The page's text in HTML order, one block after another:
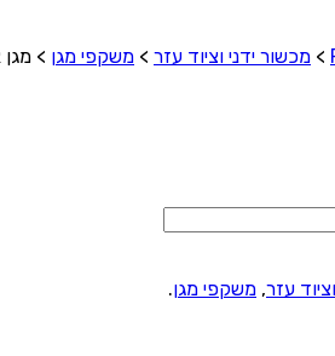
> מכשור ידני וציוד עזר > משקפי מגן > מגן
עזר, משקפי מגן.